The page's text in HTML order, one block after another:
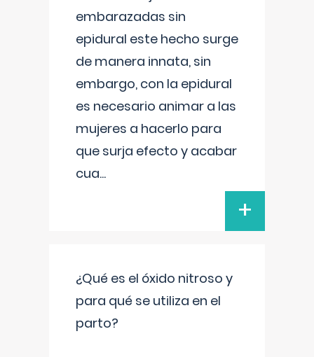
embarazadas sin
epidural este hecho surge
de manera innata, sin
embargo, con la epidural
es necesario animar a las
mujeres a hacerlo para
que surja efecto y acabar
cua...
+
¿Qué es el óxido nitroso y
para qué se utiliza en el
parto?